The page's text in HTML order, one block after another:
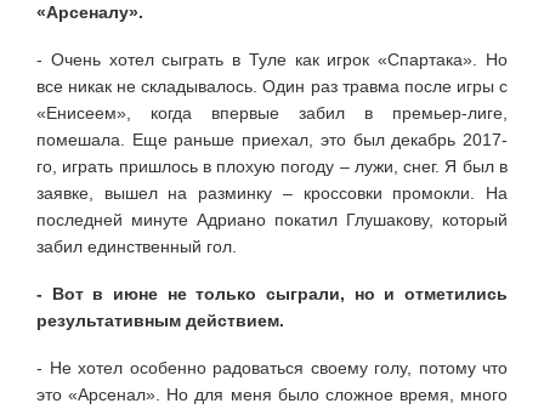
«Арсеналу».
- Очень хотел сыграть в Туле как игрок «Спартака». Но
все никак не складывалось. Один раз травма после игры с
«Енисеем», когда впервые забил в премьер-лиге,
помешала. Еще раньше приехал, это был декабрь 2017-
го, играть пришлось в плохую погоду – лужи, снег. Я был в
заявке, вышел на разминку – кроссовки промокли. На
последней минуте Адриано покатил Глушакову, который
забил единственный гол.
- Вот в июне не только сыграли, но и отметились
результативным действием.
- Не хотел особенно радоваться своему голу, потому что
это «Арсенал». Но для меня было сложное время, много